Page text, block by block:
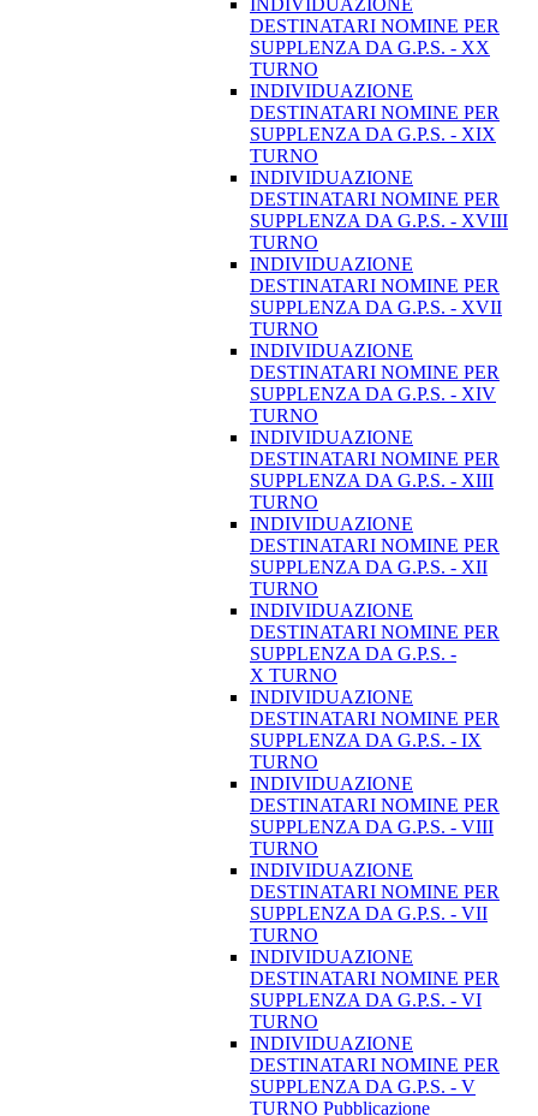
INDIVIDUAZIONE
DESTINATARI NOMINE PER
SUPPLENZA DA G.P.S. - XX
TURNO
INDIVIDUAZIONE
DESTINATARI NOMINE PER
SUPPLENZA DA G.P.S. - XIX
TURNO
INDIVIDUAZIONE
DESTINATARI NOMINE PER
SUPPLENZA DA G.P.S. - XVIII
TURNO
INDIVIDUAZIONE
DESTINATARI NOMINE PER
SUPPLENZA DA G.P.S. - XVII
TURNO
INDIVIDUAZIONE
DESTINATARI NOMINE PER
SUPPLENZA DA G.P.S. - XIV
TURNO
INDIVIDUAZIONE
DESTINATARI NOMINE PER
SUPPLENZA DA G.P.S. - XIII
TURNO
INDIVIDUAZIONE
DESTINATARI NOMINE PER
SUPPLENZA DA G.P.S. - XII
TURNO
INDIVIDUAZIONE
DESTINATARI NOMINE PER
SUPPLENZA DA G.P.S. -
X TURNO
INDIVIDUAZIONE
DESTINATARI NOMINE PER
SUPPLENZA DA G.P.S. - IX
TURNO
INDIVIDUAZIONE
DESTINATARI NOMINE PER
SUPPLENZA DA G.P.S. - VIII
TURNO
INDIVIDUAZIONE
DESTINATARI NOMINE PER
SUPPLENZA DA G.P.S. - VII
TURNO
INDIVIDUAZIONE
DESTINATARI NOMINE PER
SUPPLENZA DA G.P.S. - VI
TURNO
INDIVIDUAZIONE
DESTINATARI NOMINE PER
SUPPLENZA DA G.P.S. - V
TURNO Pubblicazione